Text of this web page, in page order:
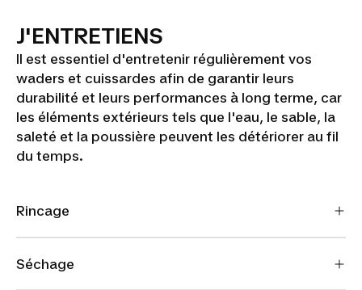
J'ENTRETIENS
Il est essentiel d'entretenir régulièrement vos
waders et cuissardes afin de garantir leurs
durabilité et leurs performances à long terme, car
les éléments extérieurs tels que l'eau, le sable, la
saleté et la poussière peuvent les détériorer au fil
du temps.
Rincage
Séchage